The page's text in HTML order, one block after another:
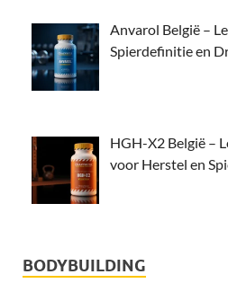
Anvarol België –
Spierdefinitie en
HGH-X2 België –
voor Herstel en
BODYBUILDING